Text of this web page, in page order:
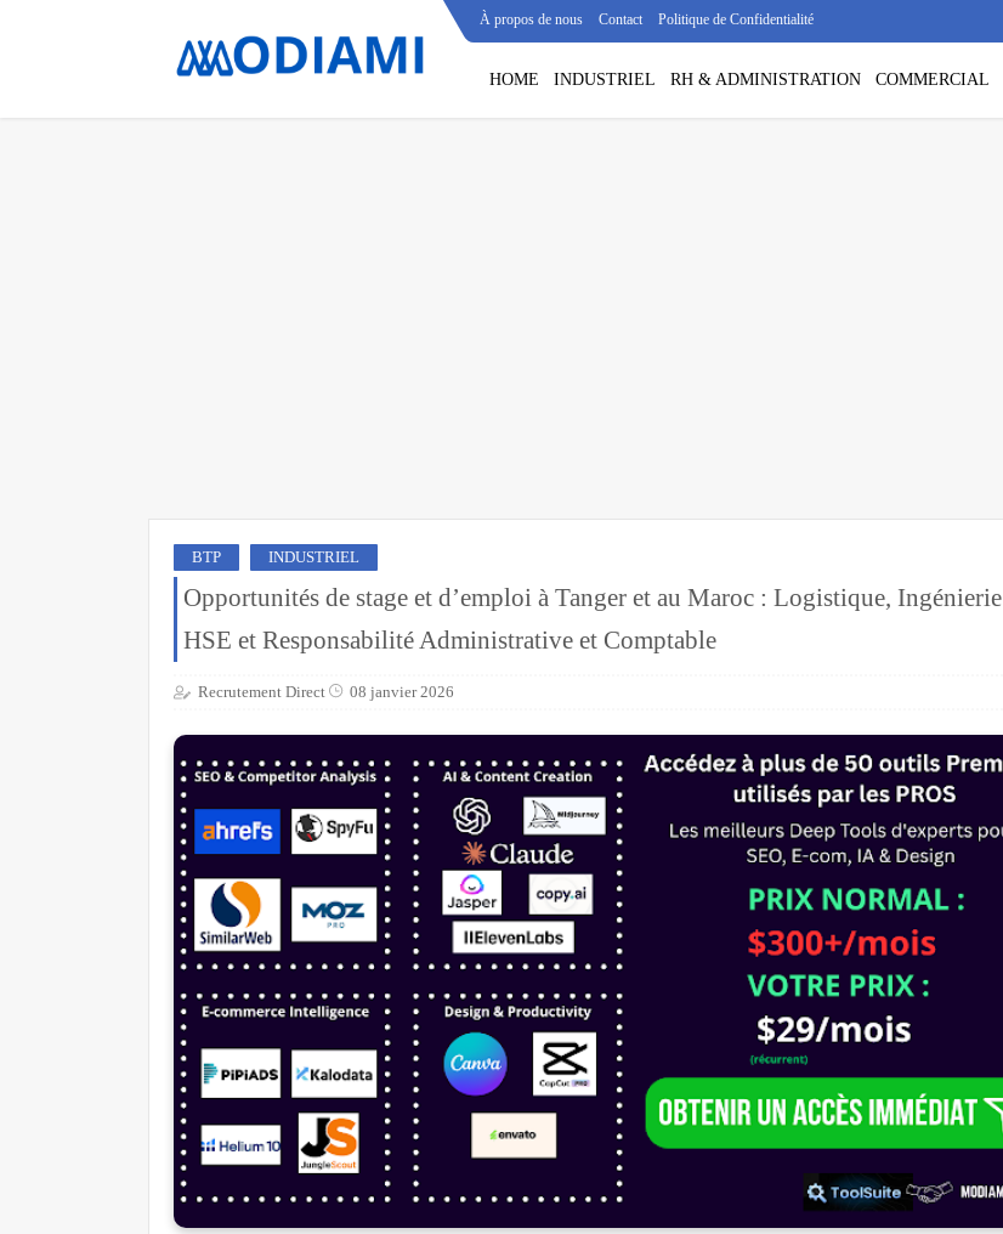
À propos de nous Contact Politique de Confidentialité
HOME INDUSTRIEL RH & ADMINISTRATION COMMERCIAL
BTP INDUSTRIEL
Opportunités de stage et d’emploi à Tanger et au Maroc : Logistique, Ingénierie
HSE et Responsabilité Administrative et Comptable
Recrutement Direct 08 janvier 2026